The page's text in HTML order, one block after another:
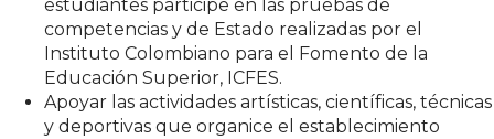
estudiantes participe en las pruebas de
competencias y de Estado realizadas por el
Instituto Colombiano para el Fomento de la
Educación Superior, ICFES.
Apoyar las actividades artísticas, científicas, técnicas
y deportivas que organice el establecimiento